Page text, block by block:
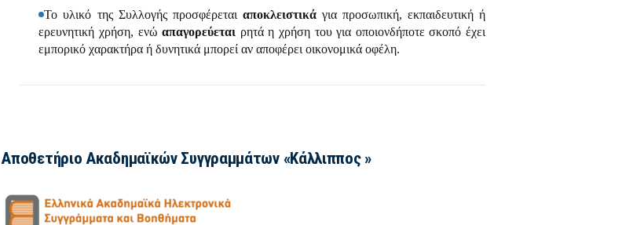
Το υλικό της Συλλογής προσφέρεται αποκλειστικά για προσωπική, εκπαιδευτική ή
ερευνητική χρήση, ενώ απαγορεύεται ρητά η χρήση του για οποιονδήποτε σκοπό έχει
εμπορικό χαρακτήρα ή δυνητικά μπορεί αν αποφέρει οικονομικά οφέλη.
Αποθετήριο Ακαδημαϊκών Συγγραμμάτων «Κάλλιππος »